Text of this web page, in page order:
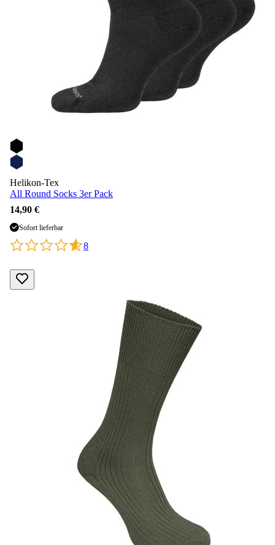
Helikon-Tex
All Round Socks 3er Pack
14,90 €
Sofort lieferbar
8